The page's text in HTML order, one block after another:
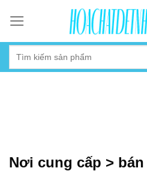
content
Nơi cung cấp >